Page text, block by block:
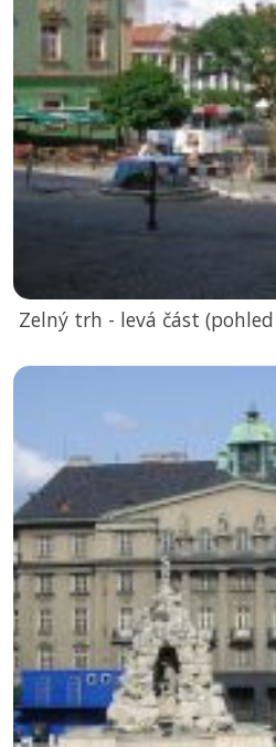
Zelný trh - levá část (pohled